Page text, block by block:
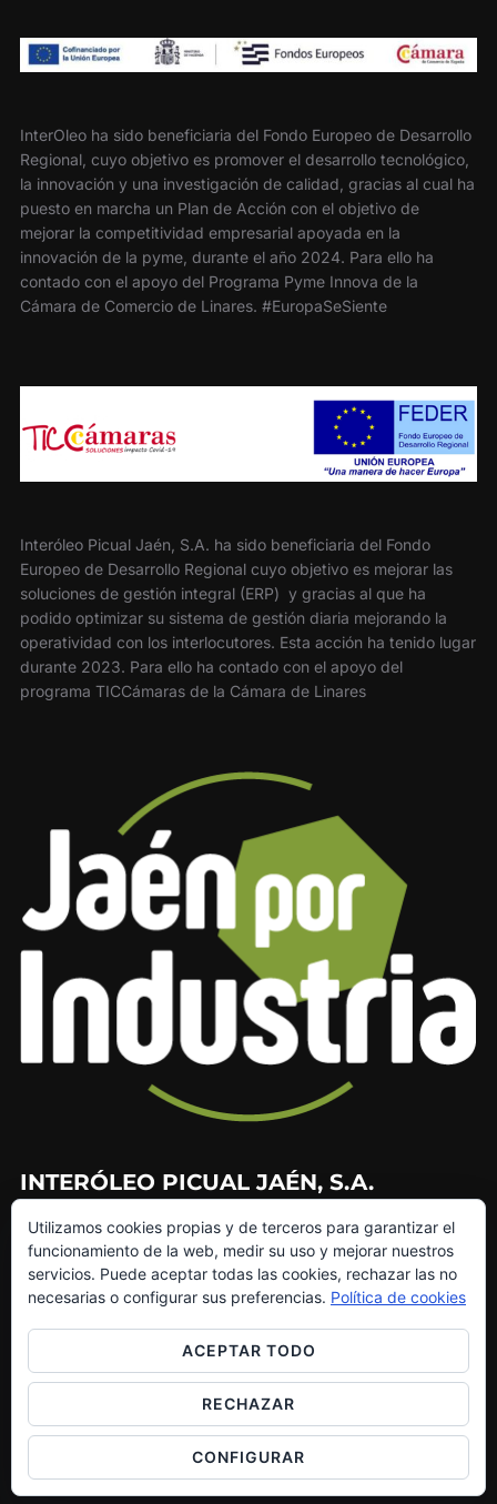
InterOleo ha sido beneficiaria del Fondo Europeo de Desarrollo
Regional, cuyo objetivo es promover el desarrollo tecnológico,
la innovación y una investigación de calidad, gracias al cual ha
puesto en marcha un Plan de Acción con el objetivo de
mejorar la competitividad empresarial apoyada en la
innovación de la pyme, durante el año 2024. Para ello ha
contado con el apoyo del Programa Pyme Innova de la
Cámara de Comercio de Linares. #EuropaSeSiente
Interóleo Picual Jaén, S.A. ha sido beneficiaria del Fondo
Europeo de Desarrollo Regional cuyo objetivo es mejorar las
soluciones de gestión integral (ERP) y gracias al que ha
podido optimizar su sistema de gestión diaria mejorando la
operatividad con los interlocutores. Esta acción ha tenido lugar
durante 2023. Para ello ha contado con el apoyo del
programa TICCámaras de la Cámara de Linares
INTERÓLEO PICUAL JAÉN, S.A.
953 226 010
953 272 499
info@interoleo.com
canaldedenuncias@interoleo.com
Copyright © 2026 Grupo Interóleo
Inspiro ThemeporWPZOOM
Utilizamos cookies propias y de terceros para garantizar el
funcionamiento de la web, medir su uso y mejorar nuestros
servicios. Puede aceptar todas las cookies, rechazar las no
necesarias o configurar sus preferencias. Política de cookies
ACEPTAR TODO
RECHAZAR
CONFIGURAR